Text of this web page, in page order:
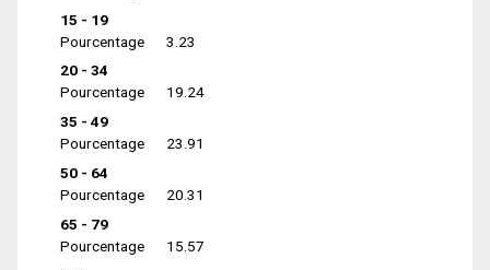
15 - 19
Pourcentage
3.23
20 - 34
Pourcentage
19.24
35 - 49
Pourcentage
23.91
50 - 64
Pourcentage
20.31
65 - 79
Pourcentage
15.57